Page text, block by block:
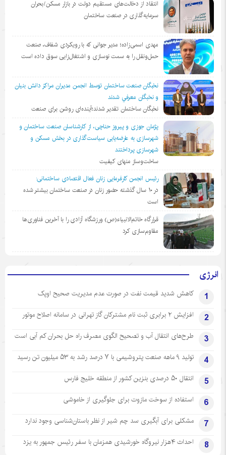
انتقاد از دخالت‌های مستقیم دولت در بازار مسکن/بحران
سرمایه‌گذاری در صنعت ساختمان
مهدی اسمی‌زاده؛ مدیر جوانی که با رویکردی شفاف، صنعت
حمل‌ونقل را به سمت نوسازی و اشتغال‌زایی سوق داده است
نخبگان صنعت ساختمان توسط انجمن مديران مراكز دانش بنيان
و نخبگان معرفي شدند
نخبگان ساختمان تقدیر شدند؛آینده‌ای روشن برای صنعت
پژمان جوزی و پیروز حناچی، از کارشناسان صنعت ساختمان و
شهرسازی به عارضه‌یابی سیاست‌گذاری در بخش مسکن و
شهرسازی پرداختند
ساخت‌وساز منهای کیفیت
رئیس انجمن کارفرمایی زنان فعال اقتصادی ساختمانی:
در ١٠ سال گذشته حضور زنان در صنعت ساختمان بیشتر شده
است
قرارگاه خاتم‌الانبیاء(ص) ورزشگاه آزادی را با آخرین فناوری‌ها
مقاوم‌سازی کرد
انرژی
1 کاهش شدید قیمت نفت در صورت عدم مدیریت صحیح اوپک
2 افزایش ۲ برابری ثبت نام مشترکان گاز تهرانی‌ در سامانه اصلاح موتور
3 طرح‌های انتقال آب و تصحیح الگوی مصرف راه حل بحران کم آبی است
4 تولید ۹ ماهه صنعت پتروشیمی با ۷ درصد رشد به ۵۳ میلیون تن رسید
5 انتقال ۵۰ درصدی بنزین کشور از منطقه خلیج فارس
6 استفاده از سوخت مازوت برای جلوگیری از خاموشی
7 مشکلی برای آبگیری سد چم شیر از نظر باستان‌شناسی وجود ندارد
8 احداث ۴هزار نیروگاه خورشیدی همزمان با سفر رئیس جمهور به یزد